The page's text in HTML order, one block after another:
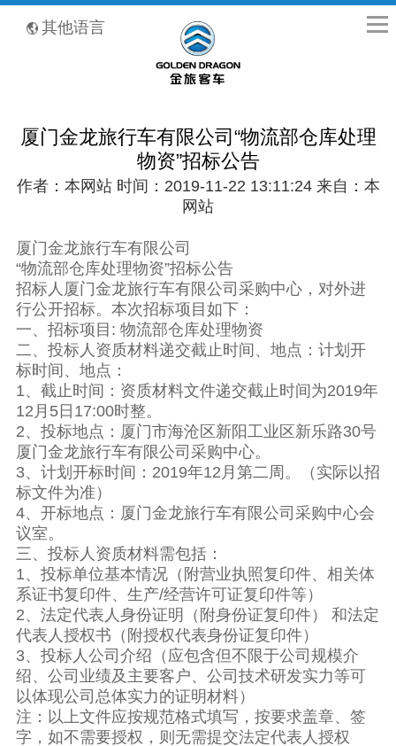
其他语言
厦门金龙旅行车有限公司“物流部仓库处理
物资”招标公告
作者：本网站 时间：2019-11-22 13:11:24 来自：本
网站
厦门金龙旅行车有限公司
“物流部仓库处理物资”招标公告
招标人厦门金龙旅行车有限公司采购中心，对外进
行公开招标。本次招标项目如下：
一、招标项目: 物流部仓库处理物资
二、投标人资质材料递交截止时间、地点：计划开
标时间、地点：
1、截止时间：资质材料文件递交截止时间为2019年
12月5日17:00时整。
2、投标地点：厦门市海沧区新阳工业区新乐路30号
厦门金龙旅行车有限公司采购中心。
3、计划开标时间：2019年12月第二周。（实际以招
标文件为准）
4、开标地点：厦门金龙旅行车有限公司采购中心会
议室。
三、投标人资质材料需包括：
1、投标单位基本情况（附营业执照复印件、相关体
系证书复印件、生产/经营许可证复印件等）
2、法定代表人身份证明（附身份证复印件） 和法定
代表人授权书（附授权代表身份证复印件）
3、投标人公司介绍（应包含但不限于公司规模介
绍、公司业绩及主要客户、公司技术研发实力等可
以体现公司总体实力的证明材料）
注：以上文件应按规范格式填写，按要求盖章、签
字，如不需要授权，则无需提交法定代表人授权